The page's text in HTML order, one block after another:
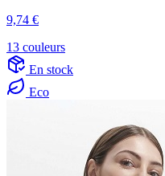
9,74 €
13 couleurs
En stock
Eco